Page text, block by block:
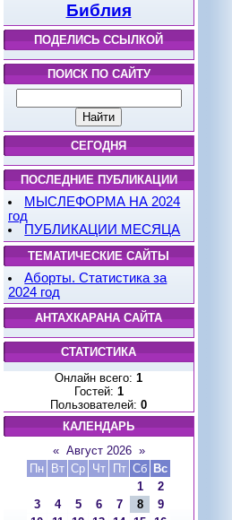
Библия
ПОДЕЛИСЬ ССЫЛКОЙ
ПОИСК ПО САЙТУ
СЕГОДНЯ
ПОСЛЕДНИЕ ПУБЛИКАЦИИ
МЫСЛЕФОРМА НА 2024
год
ПУБЛИКАЦИИ МЕСЯЦА
ТЕМАТИЧЕСКИЕ САЙТЫ
Аборты. Статистика за
2024 год
АНТАХКАРАНА САЙТА
СТАТИСТИКА
Онлайн всего: 1
Гостей: 1
Пользователей: 0
КАЛЕНДАРЬ
« Август 2026 »
Пн
Вт Ср Чт Пт Сб Вс
1
2
3
4 5 6 7 8
9